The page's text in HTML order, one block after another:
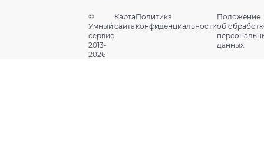
©
Умный
сервис
2013-
2026
Карта
сайта
Политика
конфиденциальности
Положение
об
данных